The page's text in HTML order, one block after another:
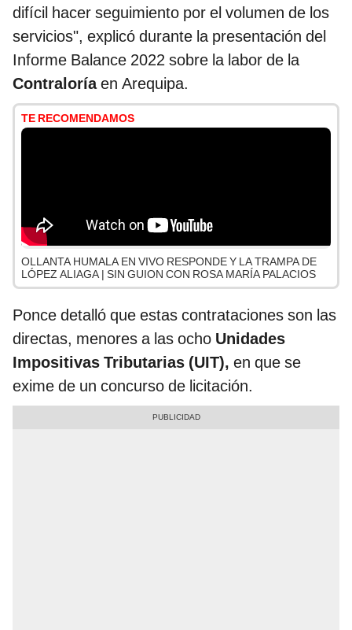
difícil hacer seguimiento por el volumen de los
servicios", explicó durante la presentación del
Informe Balance 2022 sobre la labor de la
Contraloríaen Arequipa.
TE RECOMENDAMOS
OLLANTA HUMALA EN VIVO RESPONDE Y LA TRAMPA DE
LÓPEZ ALIAGA | SIN GUION CON ROSA MARÍA PALACIOS
Ponce detalló que estas contrataciones son las
directas, menores a las ocho Unidades
Impositivas Tributarias (UIT), en que se
exime de un concurso de licitación.